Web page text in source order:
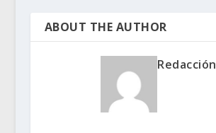
ABOUT THE AUTHOR
Redacción